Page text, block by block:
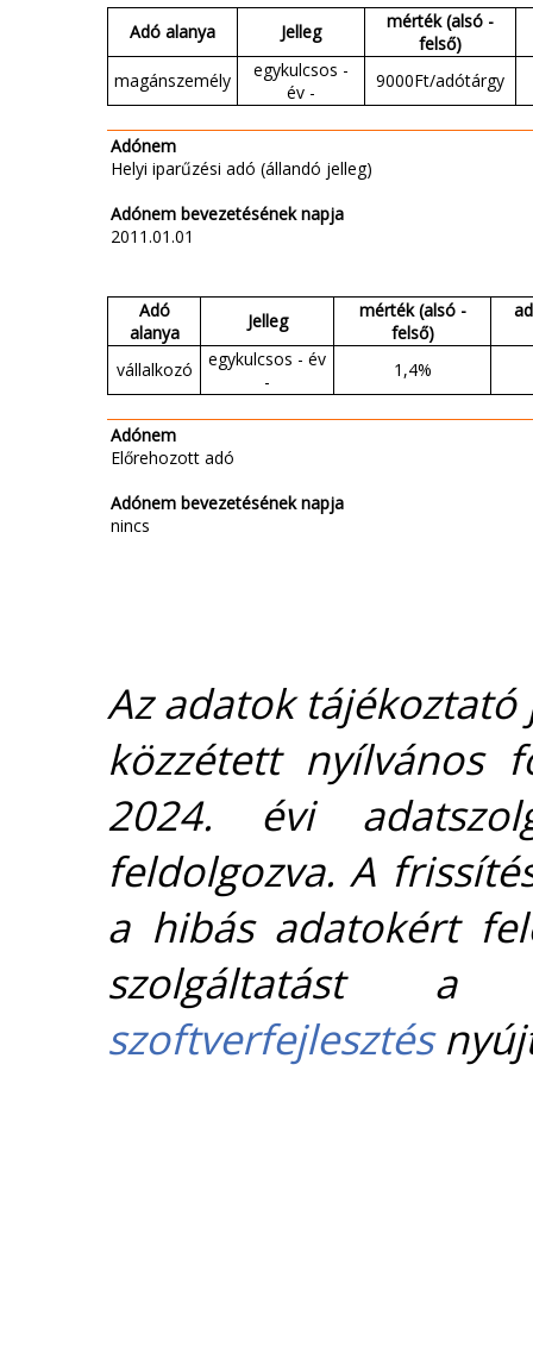
Adó alanya Jelleg
mérték (alsó -
felső)
magánszemély
egykulcsos -
év -
9000Ft/adótárgy
Adónem
Helyi iparűzési adó (állandó jelleg)
Adónem bevezetésének napja
2011.01.01
Adó
alanya
Jelleg
mérték (alsó -
felső)
vállalkozó
egykulcsos - év
-
1,4%
Adónem
Előrehozott adó
Adónem bevezetésének napja
nincs
Az adatok
közzétett nyílvános
2024. évi
feldolgozva. A
a hibás adatokért
szolgáltatást
szoftverfejlesztés